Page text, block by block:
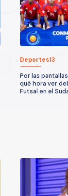
Deportes13
Por las
qué hora ver
Futsal en el